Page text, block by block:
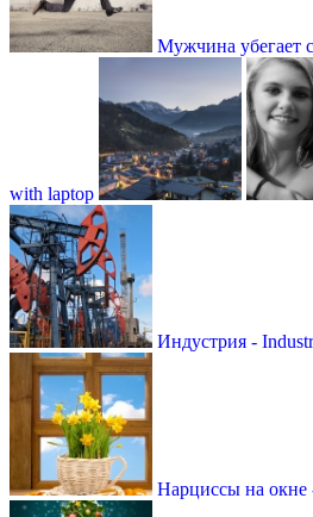
Мужчина убегает
with laptop
Индустрия -
Нарциссы на окне